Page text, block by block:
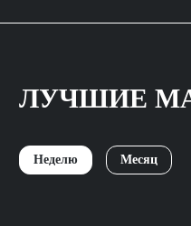
ЛУЧШИЕ
Неделю Месяц